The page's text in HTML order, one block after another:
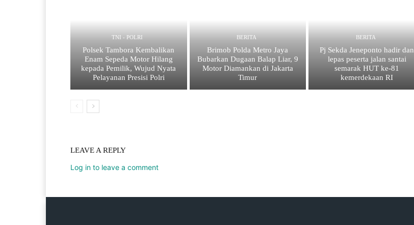
TNI - POLRI
Polsek Tambora Kembalikan
Enam Sepeda Motor Hilang
kepada Pemilik, Wujud Nyata
Pelayanan Presisi Polri
BERITA
Brimob Polda Metro Jaya
Bubarkan Dugaan Balap Liar, 9
Motor Diamankan di Jakarta
Timur
BERITA
Pj Sekda Jeneponto hadir dan
lepas peserta jalan santai
semarak HUT ke-81
kemerdekaan RI
LEAVE A REPLY
Log in to leave a comment